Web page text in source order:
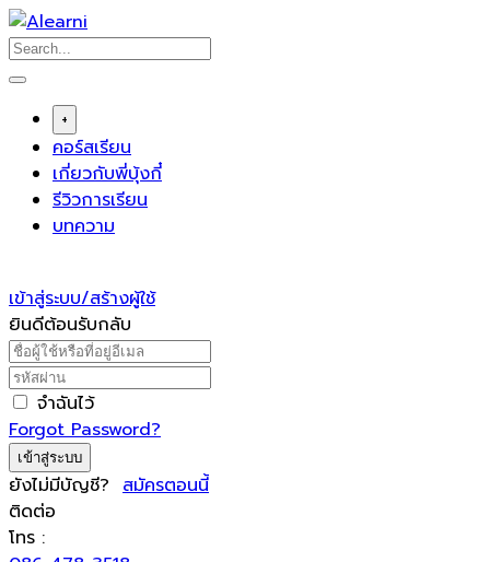
Skip
to
content
+
คอร์สเรียน
เกี่ยวกับพี่บุ้งกี๋
รีวิวการเรียน
บทความ
เข้าสู่ระบบ/สร้างผู้ใช้
ยินดีต้อนรับกลับ
จำฉันไว้
Forgot Password?
เข้าสู่ระบบ
ยังไม่มีบัญชี? สมัครตอนนี้
ติดต่อ
โทร :